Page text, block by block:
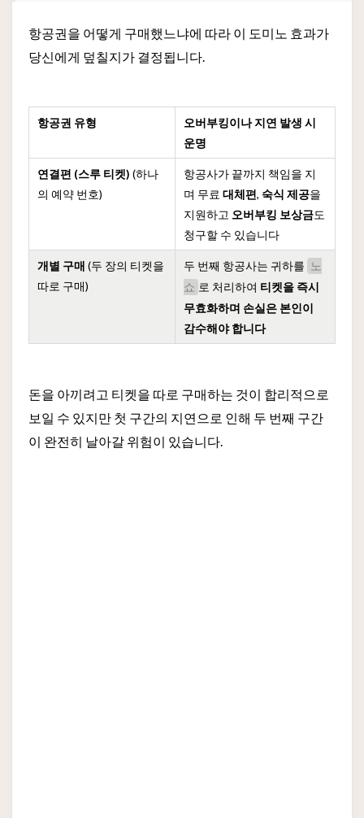
항공권을 어떻게 구매했느냐에 따라 이 도미노 효과가
당신에게 덮칠지가 결정됩니다.
항공권 유형
오버부킹이나 지연 발생 시
운명
연결편 (스루 티켓) (하나
의 예약 번호)
항공사가 끝까지 책임을 지
며 무료대체편, 숙식 제공을
지원하고 오버부킹 보상금도
청구할 수 있습니다
개별 구매 (두 장의 티켓을
따로 구매)
두 번째 항공사는 귀하를
노
쇼 로 처리하여 티켓을 즉시
무효화하며 손실은 본인이
감수해야 합니다
돈을 아끼려고 티켓을 따로 구매하는 것이 합리적으로
보일 수 있지만 첫 구간의 지연으로 인해 두 번째 구간
이 완전히 날아갈 위험이 있습니다.